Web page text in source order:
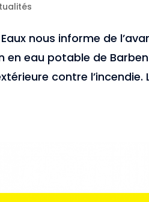
Eaux nous informe de
en eau potable de
contre